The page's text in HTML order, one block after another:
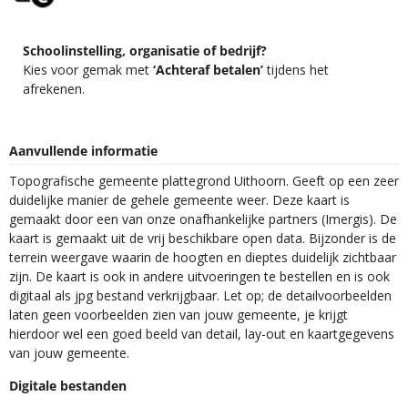
Schoolinstelling, organisatie of bedrijf?
Kies voor gemak met ‘Achteraf betalen’tijdens het
afrekenen.
Aanvullende informatie
Topografische gemeente plattegrond Uithoorn. Geeft op een zeer
duidelijke manier de gehele gemeente weer. Deze kaart is
gemaakt door een van onze onafhankelijke partners (Imergis). De
kaart is gemaakt uit de vrij beschikbare open data. Bijzonder is de
terrein weergave waarin de hoogten en dieptes duidelijk zichtbaar
zijn. De kaart is ook in andere uitvoeringen te bestellen en is ook
digitaal als jpg bestand verkrijgbaar. Let op; de detailvoorbeelden
laten geen voorbeelden zien van jouw gemeente, je krijgt
hierdoor wel een goed beeld van detail, lay-out en kaartgegevens
van jouw gemeente.
Digitale bestanden